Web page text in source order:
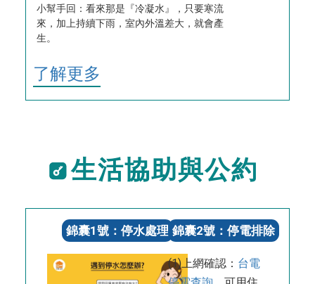
小幫手回：看來那是『冷凝水』，只要寒流
來，加上持續下雨，室內外溫差大，就會產
生。
了解更多
生活協助與公約
錦囊1號：停水處理 錦囊2號：停電排除
(1)上網確認： 台電